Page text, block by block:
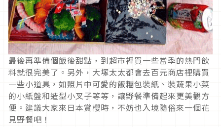
最後再準備個飯後甜點，到超市裡買一些當季的熱門飲
料就很完美了。另外，大塚太太都會去百元商店裡購買
一些小道具，如照片中可愛的飯糰包裝紙、裝蔬果小菜
的小紙盤和造型小叉子等等，讓野餐準備起來更美觀方
便。建議大家來日本賞櫻時，不妨也入境隨俗來一個花
見野餐吧！